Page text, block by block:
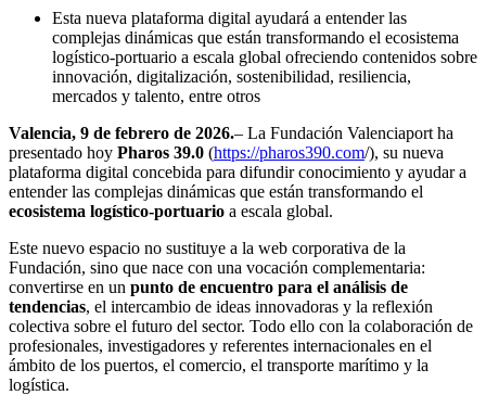
Esta nueva plataforma digital ayudará a entender las
complejas dinámicas que están transformando el ecosistema
logístico-portuario a escala global ofreciendo contenidos sobre
innovación, digitalización, sostenibilidad, resiliencia,
mercados y talento, entre otros
Valencia, 9 de febrero de 2026.– La Fundación Valenciaport ha
presentado hoy Pharos 39.0 (https://pharos390.com/), su nueva
plataforma digital concebida para difundir conocimiento y ayudar a
entender las complejas dinámicas que están transformando el
ecosistema logístico-portuario a escala global.
Este nuevo espacio no sustituye a la web corporativa de la
Fundación, sino que nace con una vocación complementaria:
convertirse en un punto de encuentro para el análisis de
tendencias, el intercambio de ideas innovadoras y la reflexión
colectiva sobre el futuro del sector. Todo ello con la colaboración de
profesionales, investigadores y referentes internacionales en el
ámbito de los puertos, el comercio, el transporte marítimo y la
logística.